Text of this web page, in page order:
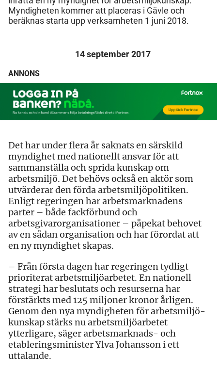
Myndigheten kommer att placeras i Gävle och
beräknas starta upp verksamheten 1 juni 2018.
14 september 2017
ANNONS
Det har under flera år saknats en särskild
myndighet med nationellt ansvar för att
sammanställa och sprida kunskap om
arbetsmiljö. Det behövs också en aktör som
utvärderar den förda arbetsmiljöpolitiken.
Enligt regeringen har arbetsmarknadens
parter – både fackförbund och
arbetsgivarorganisationer – påpekat behovet
av en sådan organisation och har förordat att
en ny myndighet skapas.
– Från första dagen har regeringen tydligt
prioriterat arbetsmiljöarbetet. En nationell
strategi har beslutats och resurserna har
förstärkts med 125 miljoner kronor årligen.
Genom den nya myndigheten för arbetsmiljö­
kunskap stärks nu arbetsmiljöarbetet
ytterligare, säger arbetsmarknads- och
etableringsminister Ylva Johansson i ett
uttalande.